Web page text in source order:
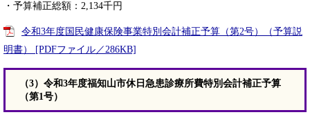
・予算補正総額：2,134千円
令和3年度国民健康保険事業特別会計補正予算（第2号）（予算説
明書） [PDFファイル／286KB]
（3）令和3年度福知山市休日急患診療所費特別会計補正予算
（第1号）